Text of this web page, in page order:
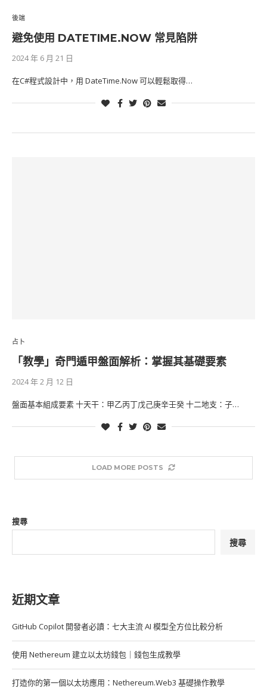
後端
避免使用 DATETIME.NOW 常見陷阱
2024 年 6 月 21 日
在C#程式設計中，用 DateTime.Now 可以輕鬆取得…
占卜
「教學」奇門遁甲盤面解析：掌握其基礎要素
2024 年 2 月 12 日
盤面基本組成要素 十天干：甲乙丙丁戊己庚辛壬癸 十二地支：子…
LOAD MORE POSTS
搜尋
搜尋
近期文章
GitHub Copilot 開發者必讀：七大主流 AI 模型全方位比較分析
使用 Nethereum 建立以太坊錢包｜錢包生成教學
打造你的第一個以太坊應用：Nethereum.Web3 基礎操作教學